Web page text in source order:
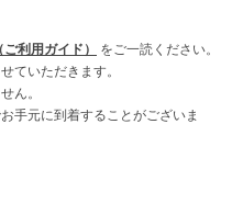
利用ガイド）
をご一読ください。
ていただきます。
ん。
手元に到着することがございま